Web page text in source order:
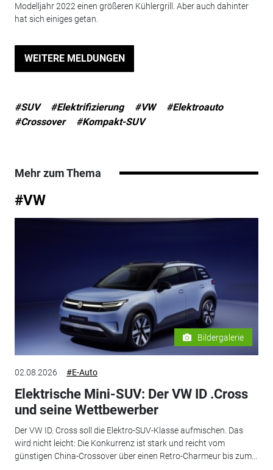
Modelljahr 2022 einen größeren Kühlergrill. Aber auch dahinter
hat sich einiges getan.
WEITERE MELDUNGEN
#SUV #Elektrifizierung #VW
#Elektroauto
#Crossover
#Kompakt-SUV
Mehr zum Thema
#VW
Bildergalerie
02.08.2026 #E-Auto
Elektrische Mini-SUV: Der VW ID .Cross
und seine Wettbewerber
Der VW ID. Cross soll die Elektro-SUV-Klasse aufmischen. Das
wird nicht leicht: Die Konkurrenz ist stark und reicht vom
günstigen China-Crossover über einen Retro-Charmeur bis zum...